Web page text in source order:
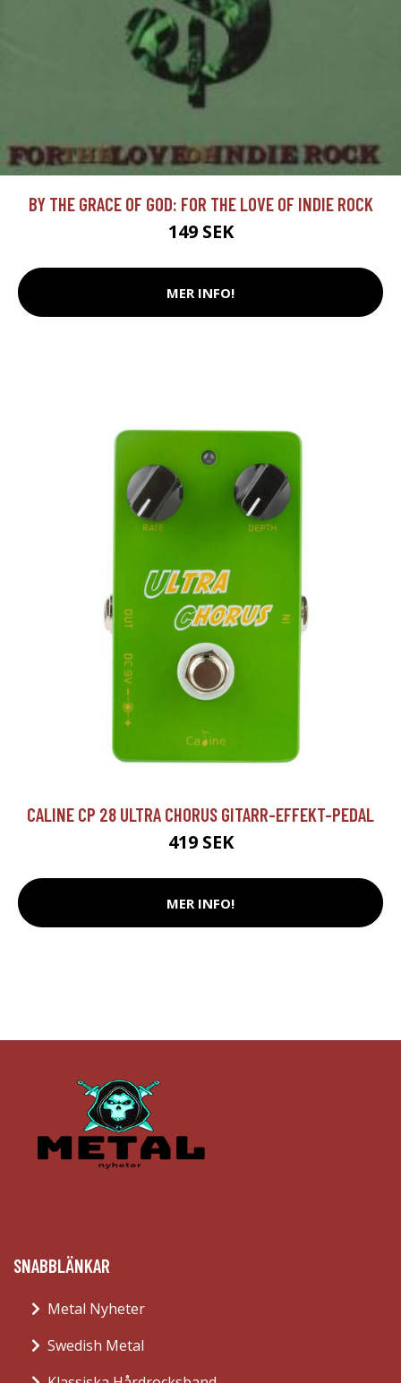
BY THE GRACE OF GOD: FOR THE LOVE OF INDIE ROCK
149 SEK
MER INFO!
CALINE CP 28 ULTRA CHORUS GITARR-EFFEKT-PEDAL
419 SEK
MER INFO!
SNABBLÄNKAR
Metal Nyheter
Swedish Metal